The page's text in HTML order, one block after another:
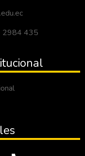
2984 435